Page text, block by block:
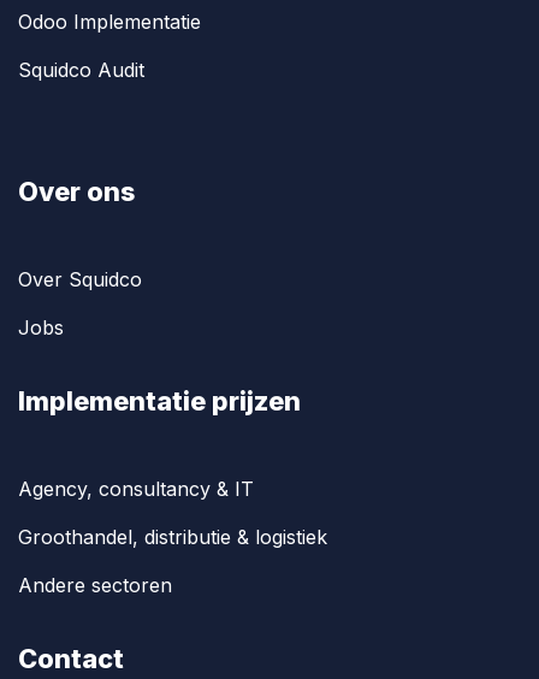
Odoo Implementatie
Squidco Audit
Contact
Over ons
Over Squidco
Jobs
Implementatie prijzen
Agency, consultancy & IT
Groothandel, distributie & logistiek
Andere sectoren